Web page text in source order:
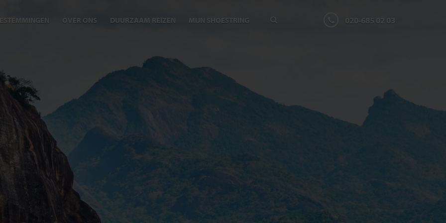
OVER ONS DUURZAAM REIZEN MIJN SHOESTRING 020-685 02 03